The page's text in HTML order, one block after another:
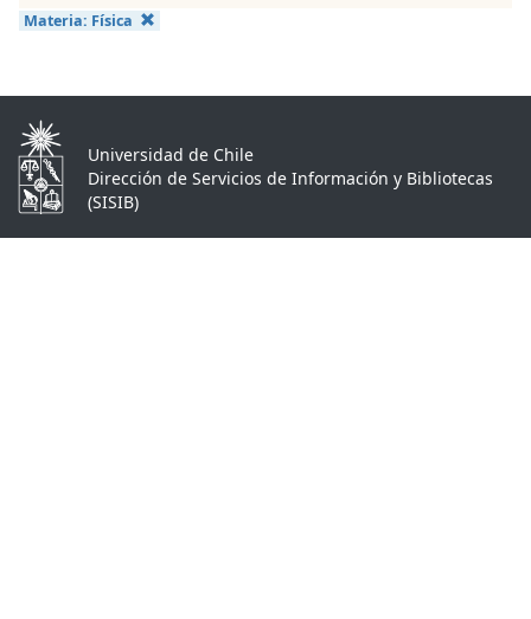
Materia: Física
Universidad de Chile
Dirección de Servicios de Información y Bibliotecas
(SISIB)